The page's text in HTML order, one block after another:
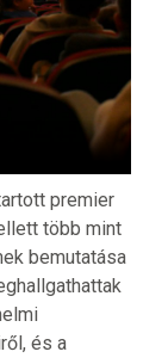
premier
több mint
bemutatása
és a